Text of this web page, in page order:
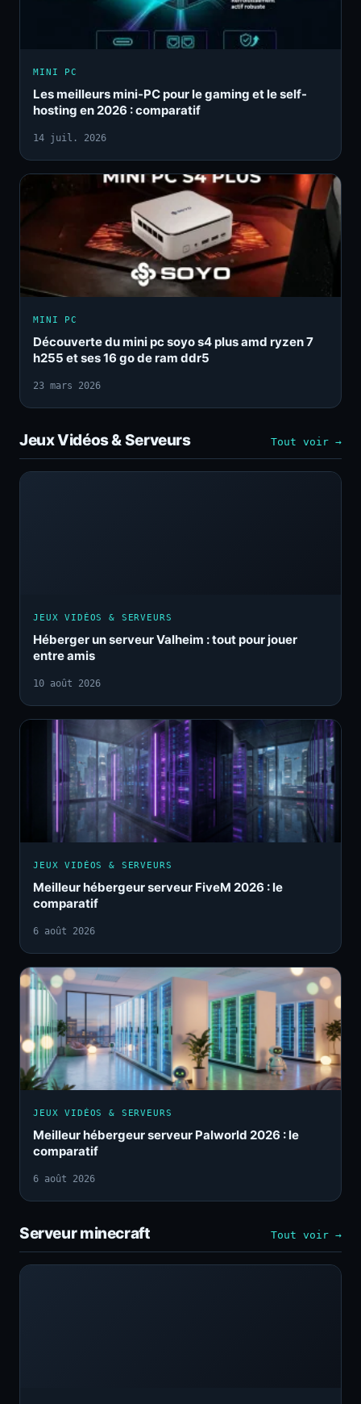
MINI PC
Les meilleurs mini-PC pour le gaming et le self-
hosting en 2026 : comparatif
14 juil. 2026
MINI PC
Découverte du mini pc soyo s4 plus amd ryzen 7
h255 et ses 16 go de ram ddr5
23 mars 2026
Jeux Vidéos & Serveurs Tout voir →
JEUX VIDÉOS & SERVEURS
Héberger un serveur Valheim : tout pour jouer
entre amis
10 août 2026
JEUX VIDÉOS & SERVEURS
Meilleur hébergeur serveur FiveM 2026 : le
comparatif
6 août 2026
JEUX VIDÉOS & SERVEURS
Meilleur hébergeur serveur Palworld 2026 : le
comparatif
6 août 2026
Serveur minecraft Tout voir →